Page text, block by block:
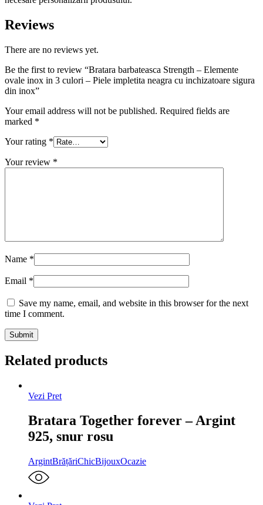
Reviews
There are no reviews yet.
Be the first to review “Bratara barbateasca Strength – Elemente
ovale inox in 3 culori – Piele impletita neagra cu inchizatoare sigura
din inox”
Your email address will not be published. Required fields are
marked *
Your rating *
Your review *
Name *
Email *
Save my name, email, and website in this browser for the next
time I comment.
Related products
Vezi Pret
Bratara Together forever – Argint
925, snur rosu
ArgintBrățăriChicBijouxOcazie